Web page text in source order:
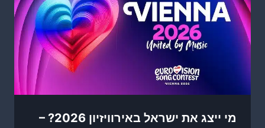
מי ייצג את ישראל באירוויזיון 2026? –